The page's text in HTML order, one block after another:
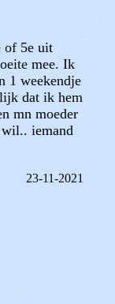
of 5e uit
mee. Ik
1 weekendje
dat ik hem
mn moeder
wil.. iemand
23-11-2021